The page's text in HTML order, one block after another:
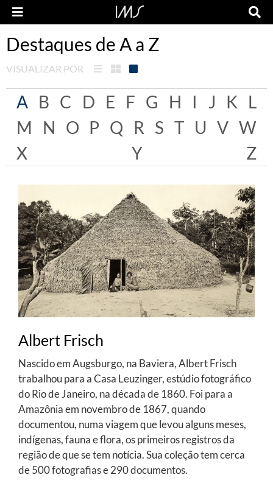
Destaques de A a Z
VISUALIZAR POR
A B C D E F G H I J K L
M
N O P Q R S T U V W
X
Y Z
Albert Frisch
Nascido em Augsburgo, na Baviera, Albert Frisch
trabalhou para a Casa Leuzinger, estúdio fotográfico
do Rio de Janeiro, na década de 1860. Foi para a
Amazônia em novembro de 1867, quando
documentou, numa viagem que levou alguns meses,
indígenas, fauna e flora, os primeiros registros da
região de que se tem notícia. Sua coleção tem cerca
de 500 fotografias e 290 documentos.